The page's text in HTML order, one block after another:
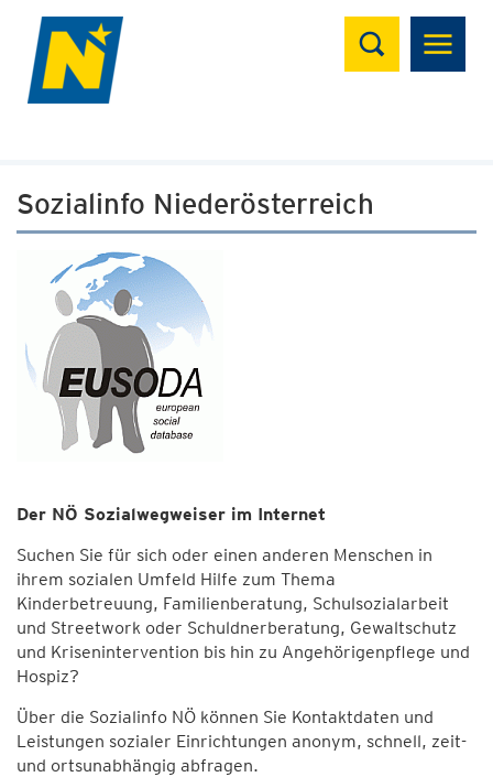
Suchen
Sozialinfo Niederösterreich
Der NÖ Sozialwegweiser im Internet
Suchen Sie für sich oder einen anderen Menschen in
ihrem sozialen Umfeld Hilfe zum Thema
Kinderbetreuung, Familienberatung, Schulsozialarbeit
und Streetwork oder Schuldnerberatung, Gewaltschutz
und Krisenintervention bis hin zu Angehörigenpflege und
Hospiz?
Über die Sozialinfo NÖ können Sie Kontaktdaten und
Leistungen sozialer Einrichtungen anonym, schnell, zeit-
und ortsunabhängig abfragen.